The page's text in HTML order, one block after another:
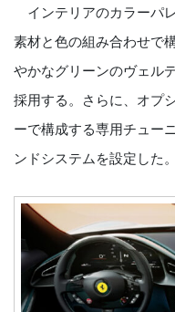
インテリアのカラーパ
素材と色の組み合わせで
やかなグリーンのヴェル
採用する。さらに、オプ
ーで構成する専用チュー
ンドシステムを設定した。